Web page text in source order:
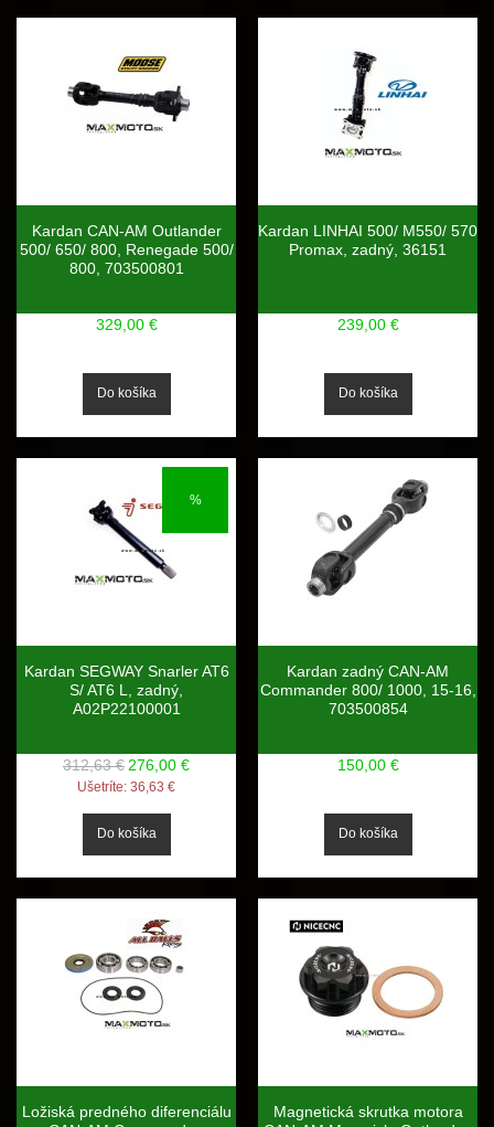
Kardan CAN-AM Outlander
500/ 650/ 800, Renegade 500/
800, 703500801
329,00 €
Kardan LINHAI 500/ M550/ 570
Promax, zadný, 36151
239,00 €
%
Kardan SEGWAY Snarler AT6
S/ AT6 L, zadný,
A02P22100001
312,63 € 276,00 €
Ušetríte: 36,63 €
Kardan zadný CAN-AM
Commander 800/ 1000, 15-16,
703500854
150,00 €
Ložiská predného diferenciálu
Magnetická skrutka motora